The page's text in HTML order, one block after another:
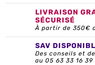
LIVRAISON
SÉCURISÉ
À partir de 350€
SAV
Des conseils et
au 05 63 33 16 39